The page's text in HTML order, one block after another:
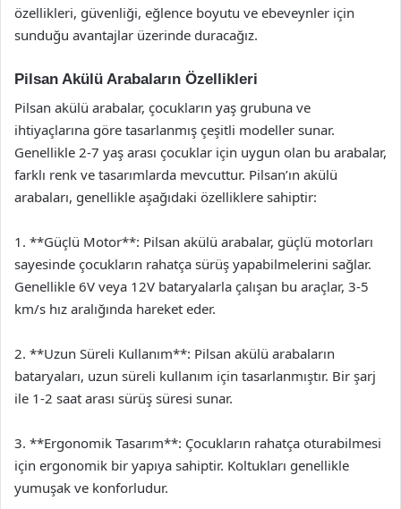
özellikleri, güvenliği, eğlence boyutu ve ebeveynler için
sunduğu avantajlar üzerinde duracağız.
Pilsan Akülü Arabaların Özellikleri
Pilsan akülü arabalar, çocukların yaş grubuna ve
ihtiyaçlarına göre tasarlanmış çeşitli modeller sunar.
Genellikle 2-7 yaş arası çocuklar için uygun olan bu arabalar,
farklı renk ve tasarımlarda mevcuttur. Pilsan’ın akülü
arabaları, genellikle aşağıdaki özelliklere sahiptir:
1. **Güçlü Motor**: Pilsan akülü arabalar, güçlü motorları
sayesinde çocukların rahatça sürüş yapabilmelerini sağlar.
Genellikle 6V veya 12V bataryalarla çalışan bu araçlar, 3-5
km/s hız aralığında hareket eder.
2. **Uzun Süreli Kullanım**: Pilsan akülü arabaların
bataryaları, uzun süreli kullanım için tasarlanmıştır. Bir şarj
ile 1-2 saat arası sürüş süresi sunar.
3. **Ergonomik Tasarım**: Çocukların rahatça oturabilmesi
için ergonomik bir yapıya sahiptir. Koltukları genellikle
yumuşak ve konforludur.